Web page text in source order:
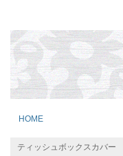
HOME
ティッシュボックスカバー